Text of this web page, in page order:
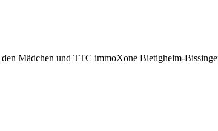
Mädchen und TTC immoXone Bietigheim-